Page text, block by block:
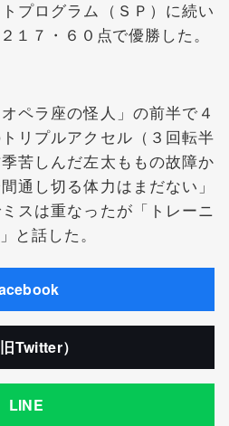
プログラム（ＳＰ）に続い
１７・６０点で優勝した。
ペラ座の怪人」の前半で４
リプルアクセル（３回転半
苦しんだ左太ももの故障か
通し切る体力はまだない」
スは重なったが「トレーニ
と話した。
Twitter）
LINE